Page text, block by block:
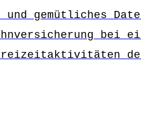
gemütliches
bei